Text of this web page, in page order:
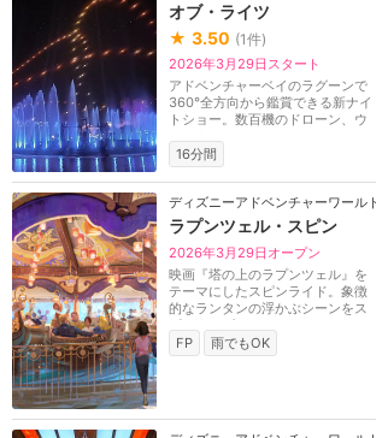
オブ・ライツ
★ 3.50 (1件)
2026年3月29日スタート
アドベンチャーベイのラグーンで
360°全方向から鑑賞できる新ナイ
トショー。数百機のドローン、ウ
16分間
ディズニーアドベンチャーワールド
ラプンツェル・スピン
2026年3月29日オープン
映画『塔の上のラプンツェル』を
テーマにしたスピンライド。象徴
的なランタンの浮かぶシーンをス
ピンするゴンドラ...
FP
雨でもOK